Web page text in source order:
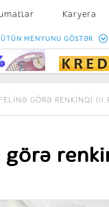
Karyera
Peşakar
MENYUNU GÖSTƏR
GÖRƏ RENKINQI (II